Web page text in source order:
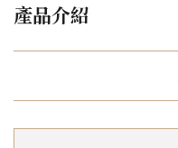
產品介紹